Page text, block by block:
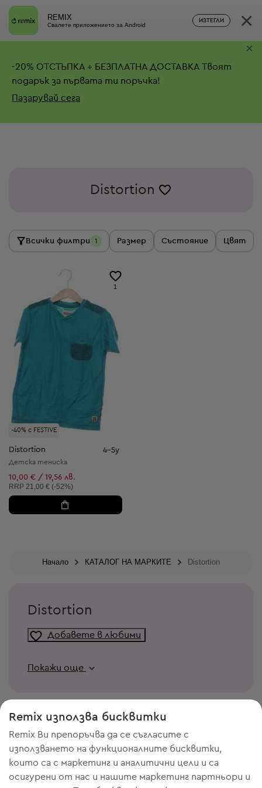
REMIX
Свалете приложението за Android
ИЗТЕГЛИ ×
-20% ОТСТЪПКА + БЕЗПЛАТНА ДОСТАВКА Твоят
подарък за първата ти поръчка!
Пазарувай сега
×
Distortion
Всички филтри 1 Размер Състояние Цвят
-40% с FESTIVE
1
Distortion 4-5y
Детска тениска
10,00 € / 19,56 лв.
Препоръчителна цена:
RRP 21,00 € (-52%)
Начало КАТАЛОГ НА МАРКИТЕ Distortion
Distortion
Добавете в любими
Покажи още
Remix използва бисквитки
Remix Ви препоръчва да се съгласите с
използването на функционалните бисквитки,
които са с маркетинг и аналитични цели и са
осигурени от нас и нашите маркетинг партньори и